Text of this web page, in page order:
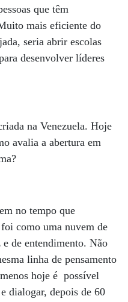
que têm
mais eficiente do
seria abrir escolas
desenvolver líderes
na Venezuela. Hoje
avalia a abertura em
no tempo que
como uma nuvem de
de entendimento. Não
linha de pensamento
hoje é possível
dialogar, depois de 60